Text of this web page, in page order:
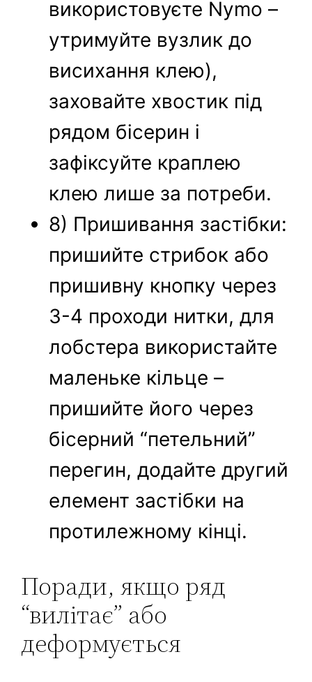
використовуєте Nymo –
утримуйте вузлик до
висихання клею),
заховайте хвостик під
рядом бісерин і
зафіксуйте краплею
клею лише за потреби.
8) Пришивання застібки:
пришийте стрибок або
пришивну кнопку через
3-4 проходи нитки, для
лобстера використайте
маленьке кільце –
пришийте його через
бісерний “петельний”
перегин, додайте другий
елемент застібки на
протилежному кінці.
Поради, якщо ряд
“вилітає” або
деформується